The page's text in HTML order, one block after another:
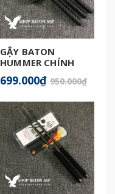
GẬY BATON
HUMMER CHÍNH
699.000₫ 950.000₫